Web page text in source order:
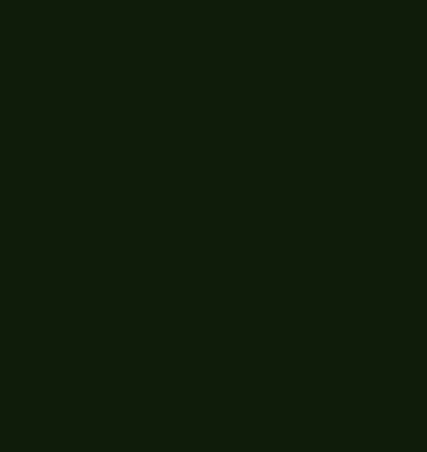
Independientemente de la
explotación, distribución y
parte del RESPONSABLE.
grave de los derechos de
Los diseños, logotipos, texto y/o
web, pertenecen a sus
controversia que pudiera
que terceros puedan redirigir
redirigir al sitio web principal de
El RESPONSABLE reconoce a
intelectual e industrial, no
derechos o responsabilidad
recomendación por parte del
Para realizar cualquier tipo de
propiedad intelectual o
hacerlo a través del correo